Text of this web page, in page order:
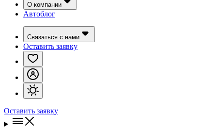
О компании
Автоблог
Связаться с нами
Оставить заявку
Оставить заявку